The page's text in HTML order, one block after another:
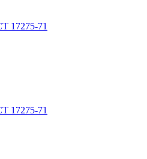
17275-71
17275-71